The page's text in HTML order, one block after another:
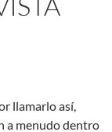
llamarlo así,
a menudo dentro